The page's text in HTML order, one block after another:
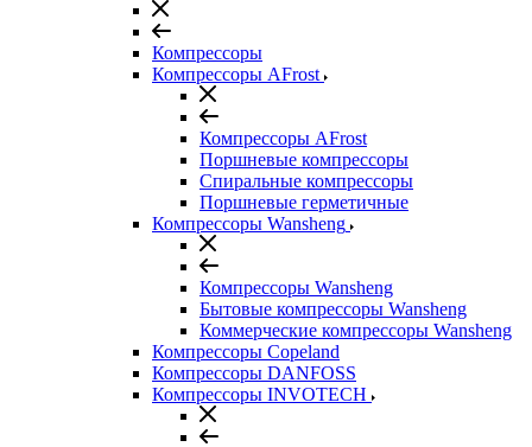
Компрессоры
Компрессоры AFrost
Компрессоры AFrost
Поршневые компрессоры
Спиральные компрессоры
Поршневые герметичные
Компрессоры Wansheng
Компрессоры Wansheng
Бытовые компрессоры Wansheng
Коммерческие компрессоры Wansheng
Компрессоры Copeland
Компрессоры DANFOSS
Компрессоры INVOTECH